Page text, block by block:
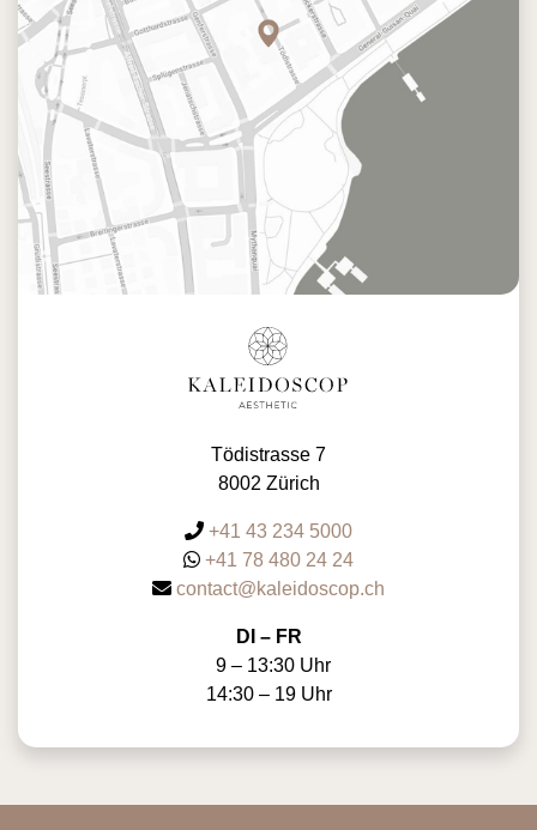
Tödistrasse 7
8002 Zürich
+41 43 234 5000
+41 78 480 24 24
contact@kaleidoscop.ch
DI – FR
9 – 13:30 Uhr
14:30 – 19 Uhr